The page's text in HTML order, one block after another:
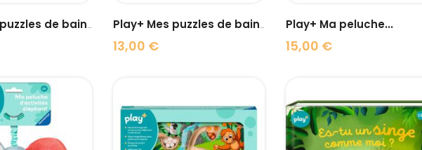
Play+ Mes puzzles de bain:... Play+ Mes puzzles de bain:...
13,00 €
Prix
Play+ Ma peluche...
15,00 €
Prix